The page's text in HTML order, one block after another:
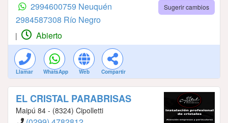
2994600759 Neuquén
2984587308 Río Negro
Sugerir cambios
| Abierto
Llamar WhatsApp Web Compartir
EL CRISTAL PARABRISAS
Maipú 84 - (8324) Cipolletti